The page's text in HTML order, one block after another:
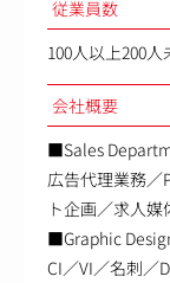
従業員数
100人以上200人
会社概要
■Sales
広告代理業務／
ト企画／求人媒
■Graphic
CI／VI／名刺／